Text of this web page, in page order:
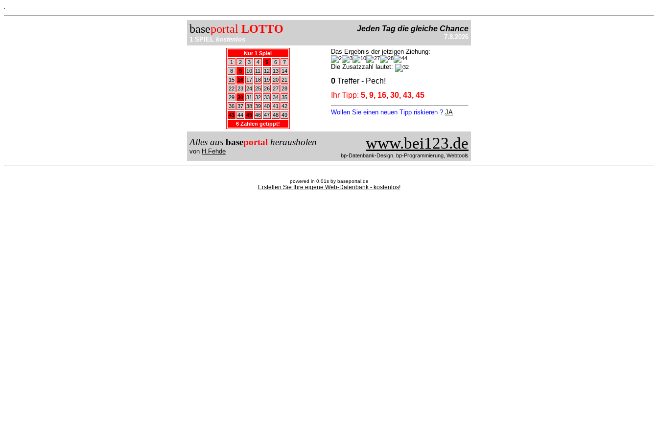
baseportal LOTTO
1 SPIEL kostenlos
Jeden Tag die gleiche Chance
7.8.2026
Nur 1 Spiel
1
2 3 4 5 6
7
8
9 10 11 12 13
14
15 16 17 18 19 20 21
22 23 24 25 26 27 28
29 30 31 32 33 34 35
36 37 38 39 40 41
42
43 44 45 46 47 48 49
6 Zahlen getippt!
Das Ergebnis der jetzigen Ziehung:
Die Zusatzzahl lautet:
0 Treffer - Pech!
Ihr Tipp: 5, 9, 16, 30, 43, 45
Wollen Sie einen neuen Tipp riskieren ? JA
Alles aus baseportal herausholen
von H.Fehde www.bei123.de
bp-Datenbank-Design, bp-Programmierung, Webtools
powered in 0.01s by baseportal.de
Erstellen Sie Ihre eigene Web-Datenbank - kostenlos!